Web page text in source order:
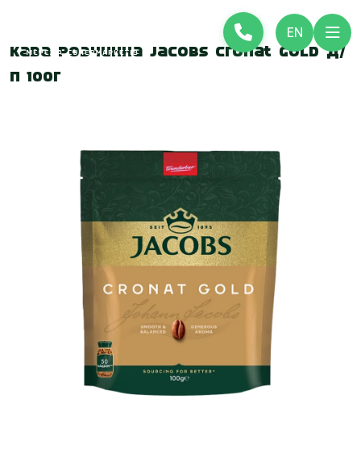
EN
Кава розчинна Jacobs Cronat Gold д/
п 100г